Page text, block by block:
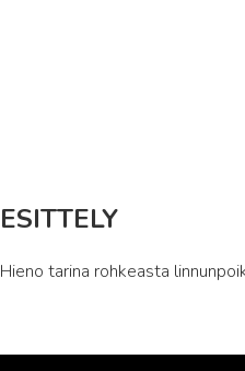
ESITTELY
Hieno tarina rohkeasta